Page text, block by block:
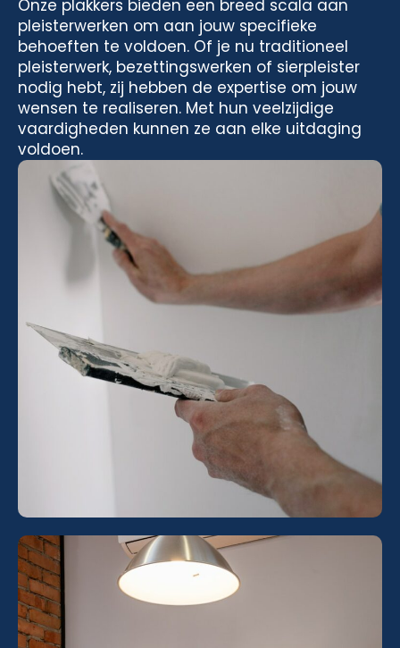
Onze plakkers bieden een breed scala aan
pleisterwerken om aan jouw specifieke
behoeften te voldoen. Of je nu traditioneel
pleisterwerk, bezettingswerken of sierpleister
nodig hebt, zij hebben de expertise om jouw
wensen te realiseren. Met hun veelzijdige
vaardigheden kunnen ze aan elke uitdaging
voldoen.